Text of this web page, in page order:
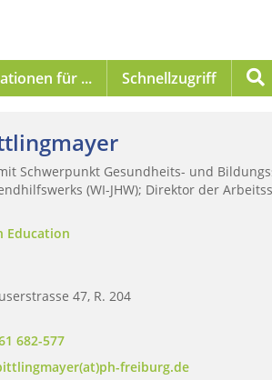
für ... Schnellzugriff
Schwerpunkt Gesundheits- und
(WI-JHW); Direktor der
Education
47, R. 204
682-577
freiburg.de